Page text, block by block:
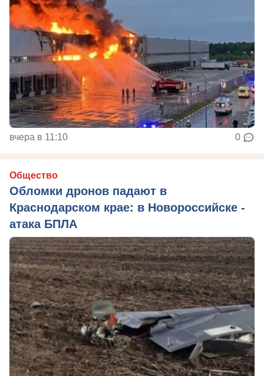
вчера в 11:10 0
Общество
Обломки дронов падают в
Краснодарском крае: в Новороссийске -
атака БПЛА